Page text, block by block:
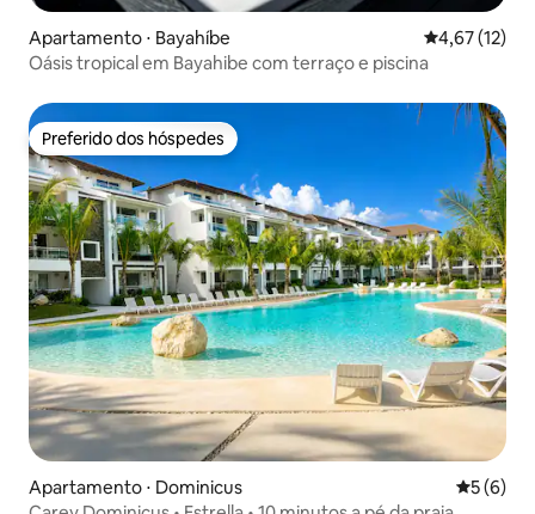
Apartamento ⋅ Bayahíbe 4,67 de uma
4,67 (12)
Oásis tropical em Bayahibe com terraço e piscina
Preferido dos hóspedes
Preferido dos hóspedes
Apartamento ⋅ Dominicus 5 de
5 (6)